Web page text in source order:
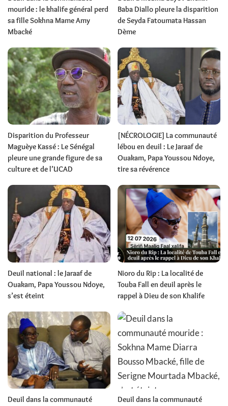
mouride : le khalife général perd
sa fille Sokhna Mame Amy
Mbacké
Baba Diallo pleure la disparition
de Seyda Fatoumata Hassan
Dème
Disparition du Professeur
Maguèye Kassé : Le Sénégal
pleure une grande figure de sa
culture et de l’UCAD
[NÉCROLOGIE] La communauté
lébou en deuil : Le Jaraaf de
Ouakam, Papa Youssou Ndoye,
tire sa révérence
Deuil national : le Jaraaf de
Ouakam, Papa Youssou Ndoye,
s’est éteint
Nioro du Rip : La localité de
Touba Fall en deuil après le
rappel à Dieu de son Khalife
Deuil dans la communauté
Deuil dans la communauté